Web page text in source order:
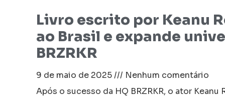
Livro escrito por Keanu
ao Brasil e expande
BRZRKR
9 de maio de 2025
Nenhum comentário
Após o sucesso da HQ BRZRKR, o ator Keanu